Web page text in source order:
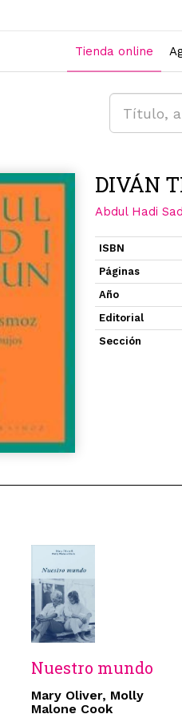
Tienda online
DIVÁN
Abdul Hadi
ISBN
Páginas
Año
Editorial
Sección
Nuestro mundo
Mary Oliver, Molly
Malone Cook